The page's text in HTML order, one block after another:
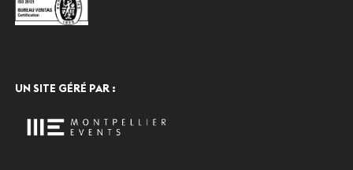
UN SITE GÉRÉ PAR :